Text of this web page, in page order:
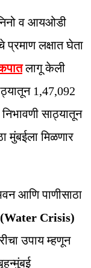
निनो व आयओडी
प्रमाण लक्षात घेता
लागू केली
1,47,092
साठ्यातून
मुंबईला मिळणार
आणि पाणीसाठा
(Water Crisis)
उपाय म्हणून